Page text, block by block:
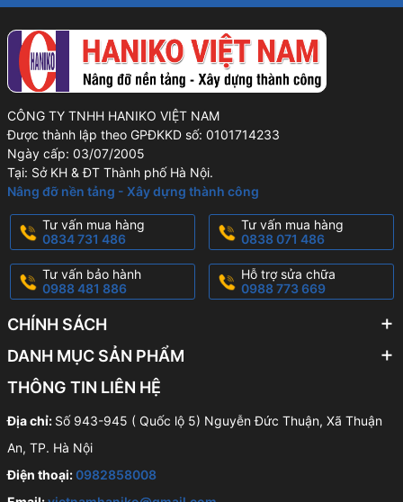
CÔNG TY TNHH HANIKO VIỆT NAM
Được thành lập theo GPĐKKD số: 0101714233
Ngày cấp: 03/07/2005
Tại: Sở KH & ĐT Thành phố Hà Nội.
Nâng đỡ nền tảng - Xây dựng thành công
Tư vấn mua hàng
0834 731 486
Tư vấn mua hàng
0838 071 486
Tư vấn bảo hành
0988 481 886
Hỗ trợ sửa chữa
0988 773 669
CHÍNH SÁCH
DANH MỤC SẢN PHẨM
THÔNG TIN LIÊN HỆ
Địa chỉ: Số 943-945 ( Quốc lộ 5) Nguyễn Đức Thuận, Xã Thuận
An, TP. Hà Nội
Điện thoại:0982858008